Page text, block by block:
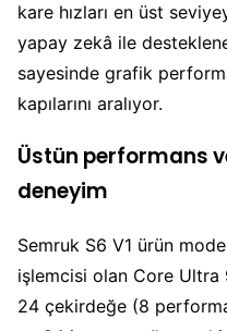
kare hızları en üst
yapay zekâ ile
sayesinde grafik
kapılarını aralıyor.
Üstün performans
deneyim
Semruk S6 V1 ürün
işlemcisi olan Core Ultra
24 çekirdeğe (8